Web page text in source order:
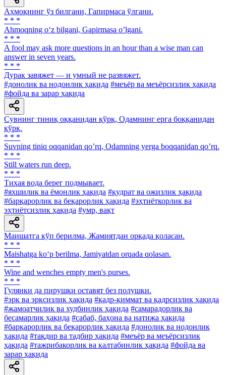
Аҳмоқнинг ўз билгани, Гапирмаса ўлгани.
* * *
Ahmoqning o‘z bilgani, Gapirmasa o’lgani.
* * *
A fool may ask more questions in an hour than a wise man can
answer in seven years.
* * *
Дурак завяжет — и умный не развяжет.
#донолик ва нодонлик ҳақида #меъёр ва меъёрсизлик ҳақида
#фойда ва зарар ҳақида
Сувнинг тиниқ оққанидан қўрқ, Одамнинг ерга боққанидан
қўрқ.
* * *
Suvning tiniq oqqanidan qoʼrq, Odamning yerga boqqanidan qoʼrq.
* * *
Still waters run deep.
* * *
Тихая вода берег подмывает.
#яхшилик ва ёмонлик ҳақида #қудрат ва ожизлик ҳақида
#барқарорлик ва беқарорлик ҳақида #эҳтиёткорлик ва
эҳтиётсизлик ҳақида #умр, вақт
Маишатга кўп берилма, Жамиятдан орқада қоласан.
* * *
Maishatga ko‘p berilma, Jamiyatdan orqada qolasan.
* * *
Wine and wenches empty men's purses.
* * *
Гулянки да пирушки оставят без полушки.
#эрк ва эрксизлик ҳақида #қадр-қиммат ва қадрсизлик ҳақида
#жамоатчилик ва худбинлик ҳақида #самарадорлик ва
бесамарлик ҳақида #сабаб, баҳона ва натижа ҳақида
#барқарорлик ва беқарорлик ҳақида #донолик ва нодонлик
ҳақида #тақдир ва тадбир ҳақида #меъёр ва меъёрсизлик
ҳақида #тажрибакорлик ва калтабинлик ҳақида #фойда ва
зарар ҳақида